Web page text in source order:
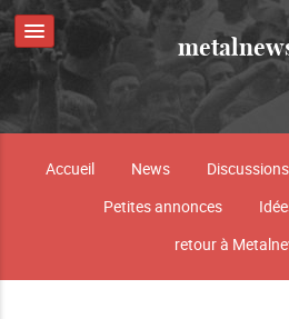
Accueil News Discussions
Petites annonces
retour à